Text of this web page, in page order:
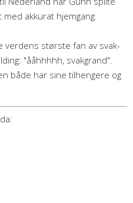
akkurat hjemgang.
verdens største fan av svak-
"ååhhhhh, svakgrand".
både har sine tilhengere og